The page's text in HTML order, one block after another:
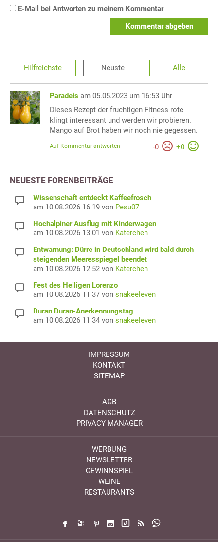
E-Mail bei Antworten zu meinem Kommentar
Kommentar abgeben
Hilfreichste Neuste Alle
Paradeis am 05.05.2023 um 16:53 Uhr
Dieses Rezept der fruchtigen Fitness rote
klingt interessant und werden wir probieren.
Mango auf Brot haben wir noch nie gegessen.
-0 +0
Auf Kommentar antworten
NEUESTE FORENBEITRÄGE
Wissenschaft entdeckt Kaffeefrosch
am 10.08.2026 16:19 von Pesu07
Hochalpiner Ausflug mit Kinderwagen
am 10.08.2026 13:01 von Katerchen
Entwarnung: Dürre in Deutschland wird bald durch
steigenden Meeresspiegel beendet
am 10.08.2026 12:52 von Katerchen
Fest des Heiligen Lorenzo
am 10.08.2026 11:37 von snakeeleven
Duran Duran-Anerkennungstag
am 10.08.2026 11:34 von snakeeleven
IMPRESSUM
KONTAKT
SITEMAP
AGB
DATENSCHUTZ
PRIVACY MANAGER
WERBUNG
NEWSLETTER
GEWINNSPIEL
WEINE
RESTAURANTS